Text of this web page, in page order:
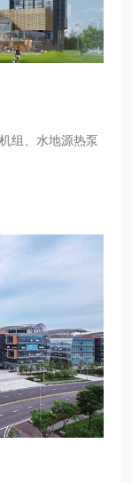
组、水地源热泵